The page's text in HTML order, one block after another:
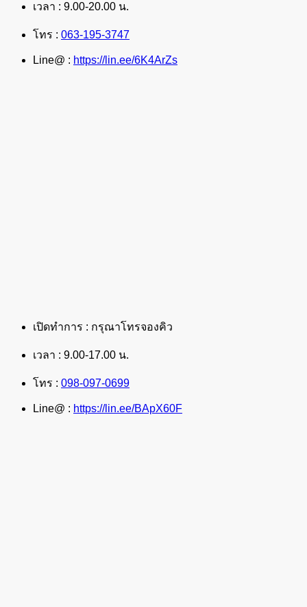
เวลา : 9.00-20.00 น.
โทร : 063-195-3747
Line@ : https://lin.ee/6K4ArZs
เปิดทำการ : กรุณาโทรจองคิว
เวลา : 9.00-17.00 น.
โทร : 098-097-0699
Line@ : https://lin.ee/BApX60F